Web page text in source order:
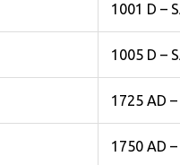
1001 D –
1005 D –
1725 AD –
1750 AD –